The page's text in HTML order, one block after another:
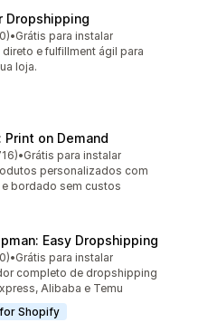
Dropshipping
ao todo
•Grátis para instalar
e fulfillment ágil para
loja.
Print on Demand
ao todo
•Grátis para instalar
personalizados com
bordado sem custos
Easy Dropshipping
ao todo
•Grátis para instalar
completo de dropshipping
Alibaba e Temu
Shopify